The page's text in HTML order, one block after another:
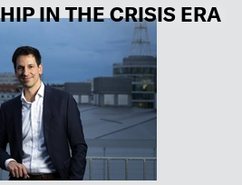
IN THE CRISIS ERA